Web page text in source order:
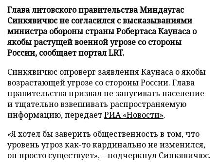
Глава литовского правительства Миндаугас
Синкявичюс не согласился с высказываниями
министра обороны страны Робертаса Каунаса о
якобы растущей военной угрозе со стороны
России, сообщает портал LRT.
Синкявичюс опроверг заявления Каунаса о якобы
возрастающей угрозе со стороны России. Глава
правительства призвал не запугивать население
и тщательно взвешивать распространяемую
информацию, передаетРИА «Новости».
«Я хотел бы заверить общественность в том, что
уровень угроз как-то кардинально не изменился,
он просто существует», – подчеркнул Синкявичюс.